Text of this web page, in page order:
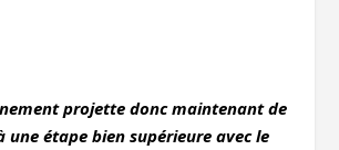
projette donc maintenant de
une étape bien supérieure avec le